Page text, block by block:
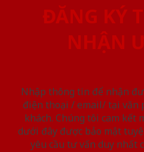
ĐĂNG KÝ
NHẬN
Nhập thông tin để nhận
điện thoại / email/ tại văn
khách. Chúng tôi cam kết
dưới đây được bảo mật
yêu cầu tư vấn duy nhất